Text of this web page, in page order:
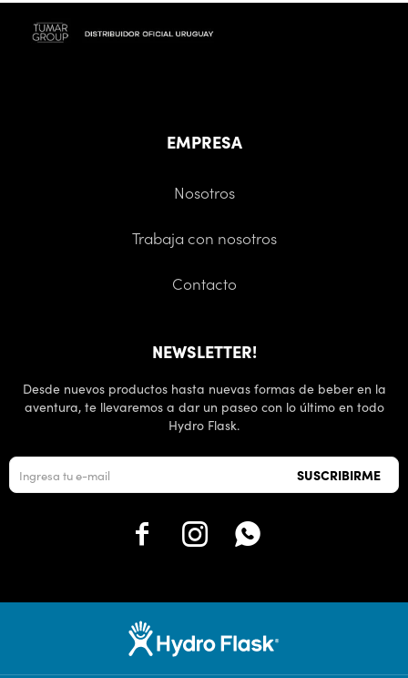
EMPRESA
Nosotros
Trabaja con nosotros
Contacto
NEWSLETTER!
Desde nuevos productos hasta nuevas formas de beber en la
aventura, te llevaremos a dar un paseo con lo último en todo
Hydro Flask.
SUSCRIBIRME
  